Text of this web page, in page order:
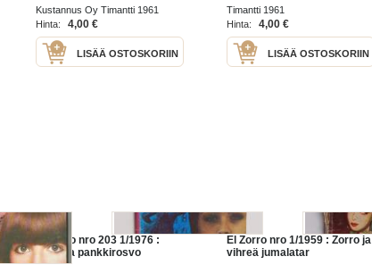
Kustannus Oy Timantti 1961
Hinta:
4,00 €
LISÄÄ OSTOSKORIIN
Timantti 1961
Hinta:
4,00 €
LISÄÄ OSTOSKORIIN
El Zorro nro 203 1/1976 :
Zorro ja pankkirosvo
El Zorro nro 1/1959 : Zorro ja
vihreä jumalatar